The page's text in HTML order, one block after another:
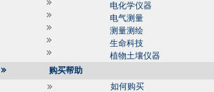
电化学仪器
电气测量
测量测绘
生命科技
植物土壤仪器
购买帮助
如何购买